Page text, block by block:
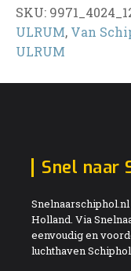
SKU:
ULRUM, Van
ULRUM
Snel naar
Holland. Via
eenvoudig en
luchthaven Schiphol.